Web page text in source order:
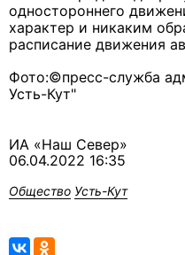
одностороннего
характер и никаким
расписание движения
Фото:©пресс-служба
Усть-Кут"
ИА «Наш Север»
06.04.2022 16:35
Общество Усть-Кут